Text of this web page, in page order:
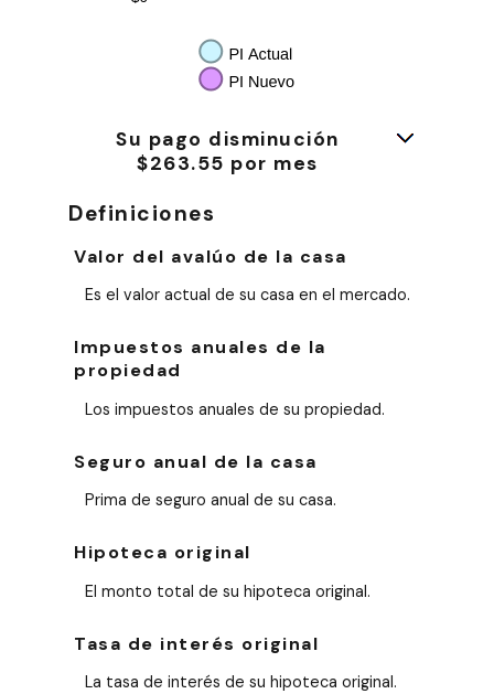
Su pago disminución
$263.55 por mes
Definiciones
Valor del avalúo de la casa
Es el valor actual de su casa en el mercado.
Impuestos anuales de la
propiedad
Los impuestos anuales de su propiedad.
Seguro anual de la casa
Prima de seguro anual de su casa.
Hipoteca original
El monto total de su hipoteca original.
Tasa de interés original
La tasa de interés de su hipoteca original.